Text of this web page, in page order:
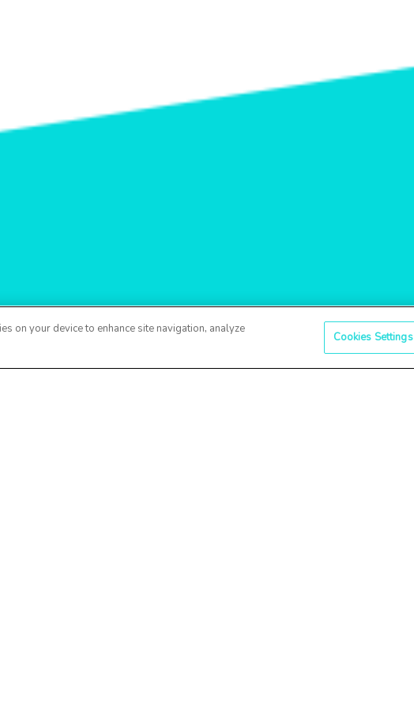
on your device to enhance site navigation, analyze
Cookies Settings